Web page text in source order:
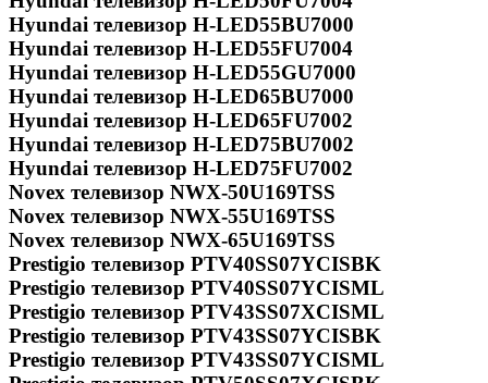
Hyundai телевизор H-LED55BU7000
Hyundai телевизор H-LED55FU7004
Hyundai телевизор H-LED55GU7000
Hyundai телевизор H-LED65BU7000
Hyundai телевизор H-LED65FU7002
Hyundai телевизор H-LED75BU7002
Hyundai телевизор H-LED75FU7002
Novex телевизор NWX-50U169TSS
Novex телевизор NWX-55U169TSS
Novex телевизор NWX-65U169TSS
Prestigio телевизор PTV40SS07YCISBK
Prestigio телевизор PTV40SS07YCISML
Prestigio телевизор PTV43SS07XCISML
Prestigio телевизор PTV43SS07YCISBK
Prestigio телевизор PTV43SS07YCISML